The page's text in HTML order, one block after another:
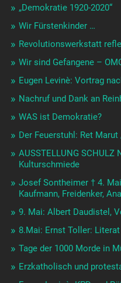
„Demokratie 1920-2020“
Wir Fürstenkinder …
Revolutionswerkstatt
Wir sind Gefangene –
Eugen Levinè: Vortrag
Nachruf und Dank an
WAS ist Demokratie?
Der Feuerstuhl: Ret
AUSSTELLUNG SCHULZ
Kulturschmiede
Josef Sontheimer † 4.
Kaufmann, Freidenker,
9. Mai: Albert Daudistel,
8.Mai: Ernst Toller:
Tage der 1000 Morde in
Erzkatholisch und